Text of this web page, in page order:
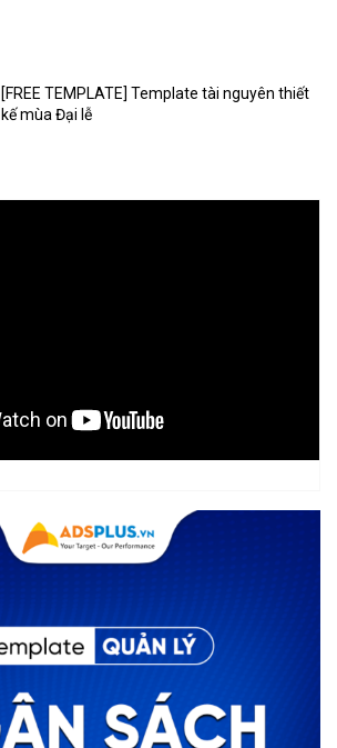
[FREE TEMPLATE] Template tài nguyên thiết
kế mùa Đại lễ